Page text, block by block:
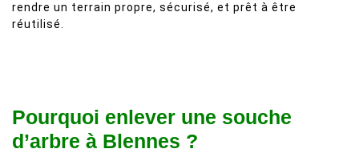
rendre un terrain propre, sécurisé, et prêt à être
réutilisé.
Pourquoi enlever une souche
d’arbre à Blennes ?